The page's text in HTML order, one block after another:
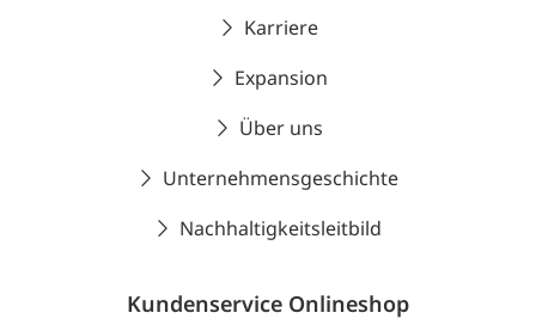
Karriere
Expansion
Über uns
Unternehmensgeschichte
Nachhaltigkeitsleitbild
Kundenservice Onlineshop